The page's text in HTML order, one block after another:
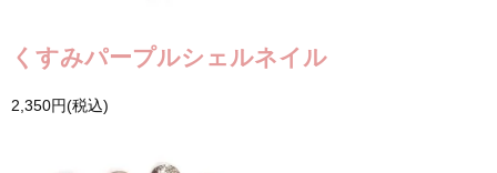
くすみパープルシェルネイル
2,350円(税込)